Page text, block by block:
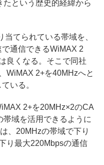
たという歴史的経緯から
てられている帯域を、
通信できるWiMAX 2
良くなる。そこで同社
WiMAX 2+を40MHzへと
いる。
2+を20MHz×2のCA
域を活用できるように
、20MHzの帯域で下り
り最大220Mbpsの通信